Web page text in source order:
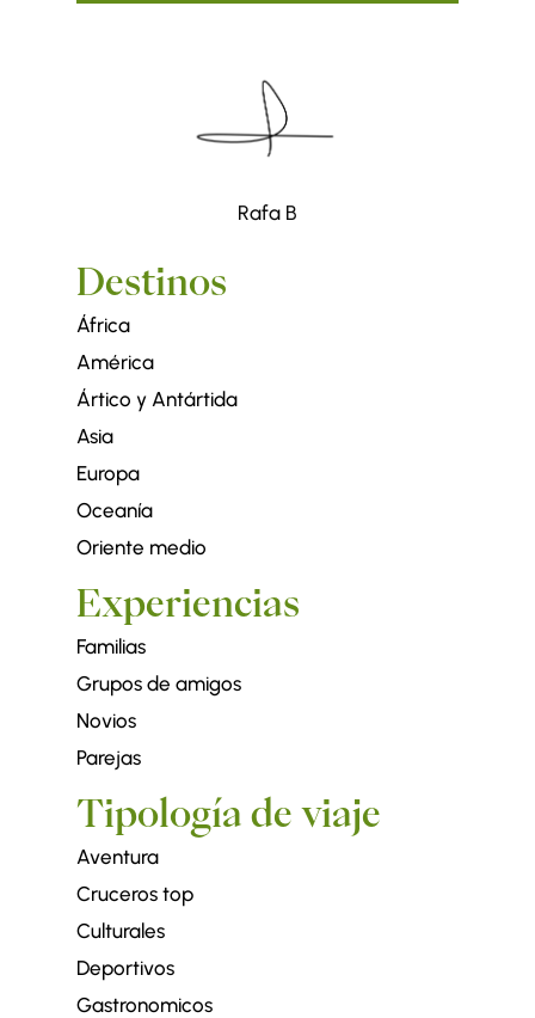
Rafa B
Destinos
África
América
Ártico y Antártida
Asia
Europa
Oceanía
Oriente medio
Experiencias
Familias
Grupos de amigos
Novios
Parejas
Tipología de viaje
Aventura
Cruceros top
Culturales
Deportivos
Gastronomicos